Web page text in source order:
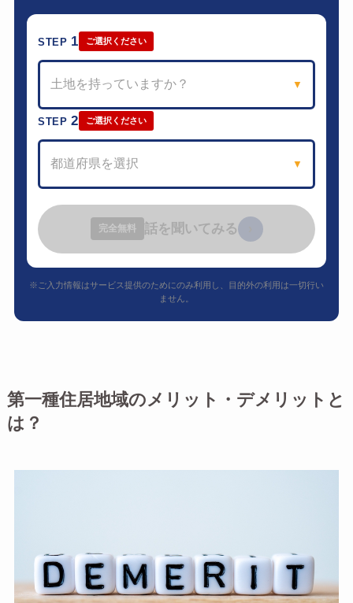
STEP 1 ご選択ください
土地を持っていますか？ ▼
STEP2 ご選択ください
都道府県を選択 ▼
完全無料 話を聞いてみる
※ご入力情報はサービス提供のためにのみ利用し、目的外の利用は一切行い
ません。
第一種住居地域のメリット・デメリットと
は？